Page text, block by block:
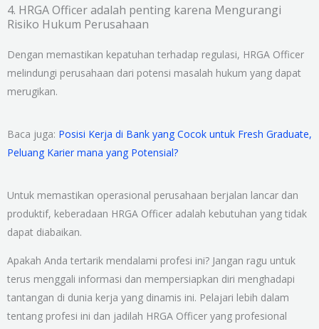
4. HRGA Officer adalah penting karena Mengurangi
Risiko Hukum Perusahaan
Dengan memastikan kepatuhan terhadap regulasi, HRGA Officer
melindungi perusahaan dari potensi masalah hukum yang dapat
merugikan.
Baca juga: Posisi Kerja di Bank yang Cocok untuk Fresh Graduate,
Peluang Karier mana yang Potensial?
Untuk memastikan operasional perusahaan berjalan lancar dan
produktif, keberadaan HRGA Officer adalah kebutuhan yang tidak
dapat diabaikan.
Apakah Anda tertarik mendalami profesi ini? Jangan ragu untuk
terus menggali informasi dan mempersiapkan diri menghadapi
tantangan di dunia kerja yang dinamis ini. Pelajari lebih dalam
tentang profesi ini dan jadilah HRGA Officer yang profesional